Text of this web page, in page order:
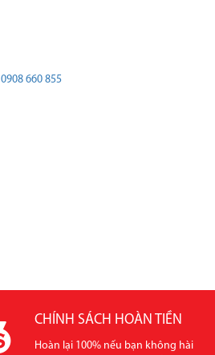
0908 660 855
CHÍNH SÁCH HOÀN TIỀN
Hoàn lại 100% nếu bạn không hài